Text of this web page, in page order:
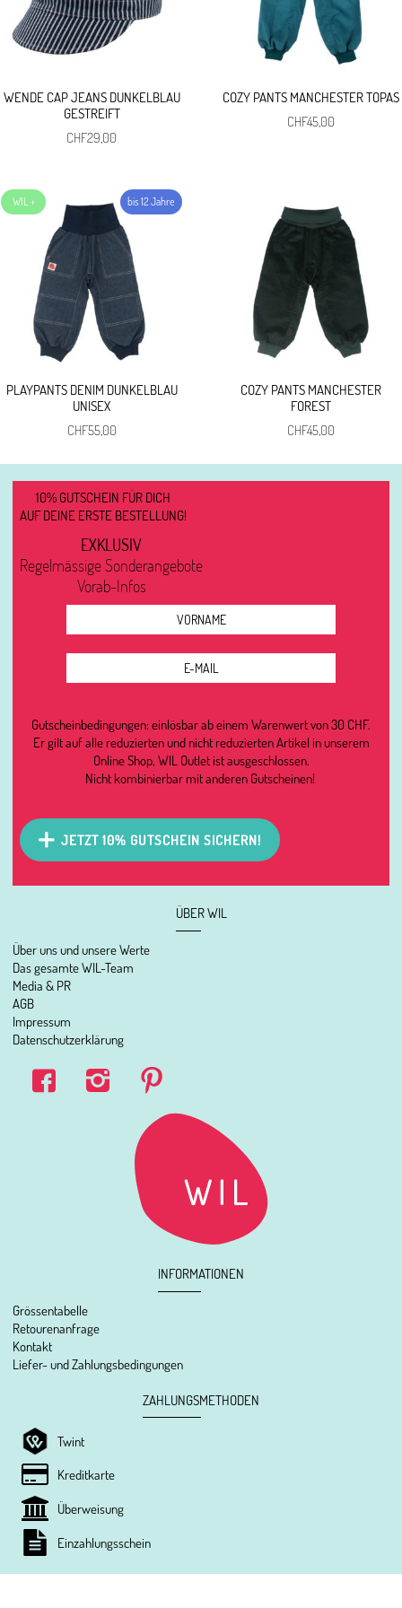
WENDE CAP JEANS DUNKELBLAU
GESTREIFT
CHF29,00
COZY PANTS MANCHESTER TOPAS
CHF45,00
PLAYPANTS DENIM DUNKELBLAU
UNISEX
CHF55,00
COZY PANTS MANCHESTER
FOREST
CHF45,00
ÜBER WIL
Über uns und unsere Werte
Das gesamte WIL-Team
Media & PR
AGB
Impressum
Datenschutzerklärung
INFORMATIONEN
Grössentabelle
Retourenanfrage
Kontakt
Liefer- und Zahlungsbedingungen
ZAHLUNGSMETHODEN
Twint
Kreditkarte
Überweisung
Einzahlungsschein
10% GUTSCHEIN FÜR DICH
AUF DEINE ERSTE BESTELLUNG!
EXKLUSIV
Regelmässige Sonderangebote
Vorab-Infos
Gutscheinbedingungen: einlösbar ab einem Warenwert von 30 CHF.
Er gilt auf alle reduzierten und nicht reduzierten Artikel in unserem
Online Shop, WIL Outlet ist ausgeschlossen.
Nicht kombinierbar mit anderen Gutscheinen!
JETZT 10% GUTSCHEIN SICHERN!